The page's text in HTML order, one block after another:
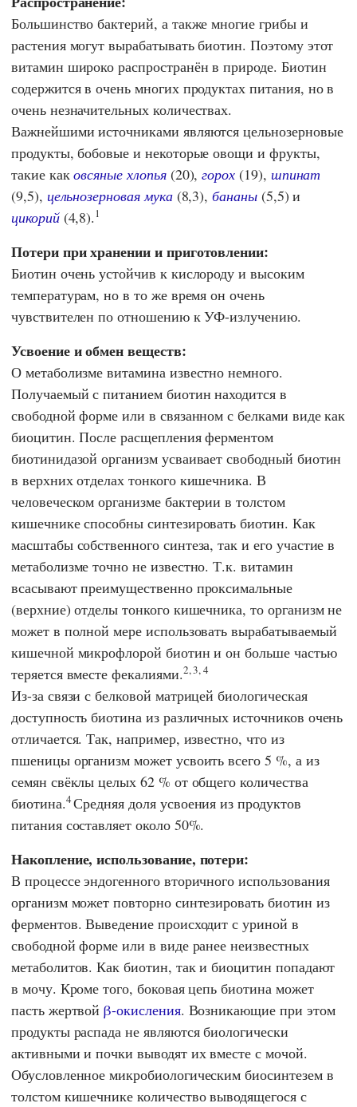
Большинство бактерий, а также многие грибы и
растения могут вырабатывать биотин. Поэтому этот
витамин широко распространён в природе. Биотин
содержится в очень многих продуктах питания, но в
очень незначительных количествах.
Важнейшими источниками являются цельнозерновые
продукты, бобовые и некоторые овощи и фрукты,
такие каковсяные хлопья(20),горох (19), шпинат
(9,5), цельнозерновая мука(8,3),бананы(5,5) и
цикорий(4,8).1
Потери при хранении и приготовлении:
Биотин очень устойчив к кислороду и высоким
температурам, но в то же время он очень
чувствителен по отношению к УФ-излучению.
Усвоение и обмен веществ:
О метаболизме витамина известно немного.
Получаемый с питанием биотин находится в
свободной форме или в связанном с белками виде как
биоцитин. После расщепления ферментом
биотинидазой организм усваивает свободный биотин
в верхних отделах тонкого кишечника. В
человеческом организме бактерии в толстом
кишечнике способны синтезировать биотин. Как
масштабы собственного синтеза, так и его участие в
метаболизме точно не известно. Т.к. витамин
всасывают преимущественно проксимальные
(верхние) отделы тонкого кишечника, то организм не
может в полной мере использовать вырабатываемый
кишечной микрофлорой биотин и он больше частью
теряется вместе фекалиями.2, 3, 4
Из-за связи с белковой матрицей биологическая
доступность биотина из различных источников очень
отличается. Так, например, известно, что из
пшеницы организм может усвоить всего 5 %, а из
семян свёклы целых 62 % от общего количества
биотина.4Средняя доля усвоения из продуктов
питания составляет около 50%.
Накопление, использование, потери:
В процессе эндогенного вторичного использования
организм может повторно синтезировать биотин из
ферментов. Выведение происходит с уриной в
свободной форме или в виде ранее неизвестных
метаболитов. Как биотин, так и биоцитин попадают
в мочу. Кроме того, боковая цепь биотина может
пасть жертвойβ-окисления. Возникающие при этом
продукты распада не являются биологически
активными и почки выводят их вместе с мочой.
Обусловленное микробиологическим биосинтезем в
толстом кишечнике количество выводящегося с